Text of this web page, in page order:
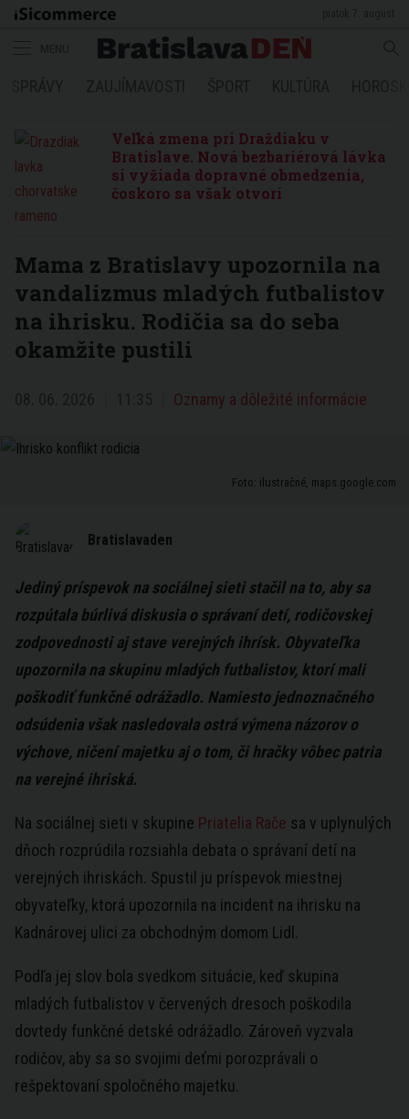
Veľká zmena pri Draždiaku v
Bratislave. Nová bezbariérová lávka
si vyžiada dopravné obmedzenia,
čoskoro sa však otvorí
Mama z Bratislavy upozornila na
vandalizmus mladých futbalistov
na ihrisku. Rodičia sa do seba
okamžite pustili
Oznamy a dôležité informácie
Foto: ilustračné, maps.google.com
Bratislavaden
Jediný príspevok na sociálnej sieti stačil na to, aby sa
rozpútala búrlivá diskusia o správaní detí, rodičovskej
zodpovednosti aj stave verejných ihrísk. Obyvateľka
upozornila na skupinu mladých futbalistov, ktorí mali
poškodiť funkčné odrážadlo. Namiesto jednoznačného
odsúdenia však nasledovala ostrá výmena názorov o
výchove, ničení majetku aj o tom, či hračky vôbec patria
na verejné ihriská.
Na sociálnej sieti v skupine Priatelia Rače sa v uplynulých
dňoch rozprúdila rozsiahla debata o správaní detí na
verejných ihriskách. Spustil ju príspevok miestnej
obyvateľky, ktorá upozornila na incident na ihrisku na
Kadnárovej ulici za obchodným domom Lidl.
Podľa jej slov bola svedkom situácie, keď skupina
mladých futbalistov v červených dresoch poškodila
dovtedy funkčné detské odrážadlo. Zároveň vyzvala
rodičov, aby sa so svojimi deťmi porozprávali o
rešpektovaní spoločného majetku.